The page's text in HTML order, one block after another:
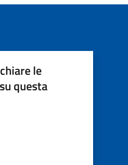
le
questa